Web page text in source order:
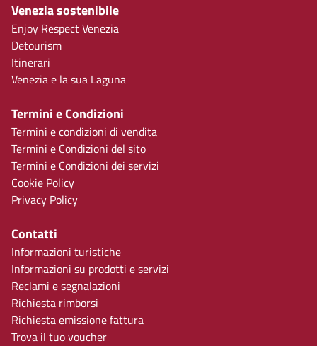
Venezia sostenibile
Enjoy Respect Venezia
Detourism
Itinerari
Venezia e la sua Laguna
Termini e Condizioni
Termini e condizioni di vendita
Termini e Condizioni del sito
Termini e Condizioni dei servizi
Cookie Policy
Privacy Policy
Contatti
Informazioni turistiche
Informazioni su prodotti e servizi
Reclami e segnalazioni
Richiesta rimborsi
Richiesta emissione fattura
Trova il tuo voucher